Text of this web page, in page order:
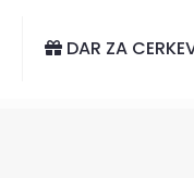
DAR ZA